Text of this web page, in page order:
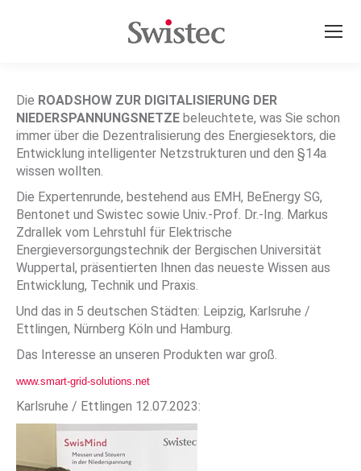
Die ROADSHOW ZUR DIGITALISIERUNG DER
NIEDERSPANNUNGSNETZE beleuchtete, was Sie schon
immer über die Dezentralisierung des Energiesektors, die
Entwicklung intelligenter Netzstrukturen und den §14a
wissen wollten.
Die Expertenrunde, bestehend aus EMH, BeEnergy SG,
Bentonet und Swistec sowie Univ.-Prof. Dr.-Ing. Markus
Zdrallek vom Lehrstuhl für Elektrische
Energieversorgungstechnik der Bergischen Universität
Wuppertal, präsentierten Ihnen das neueste Wissen aus
Entwicklung, Technik und Praxis.
Und das in 5 deutschen Städten: Leipzig, Karlsruhe /
Ettlingen, Nürnberg Köln und Hamburg.
Das Interesse an unseren Produkten war groß.
www.smart-grid-solutions.net
Karlsruhe / Ettlingen 12.07.2023: